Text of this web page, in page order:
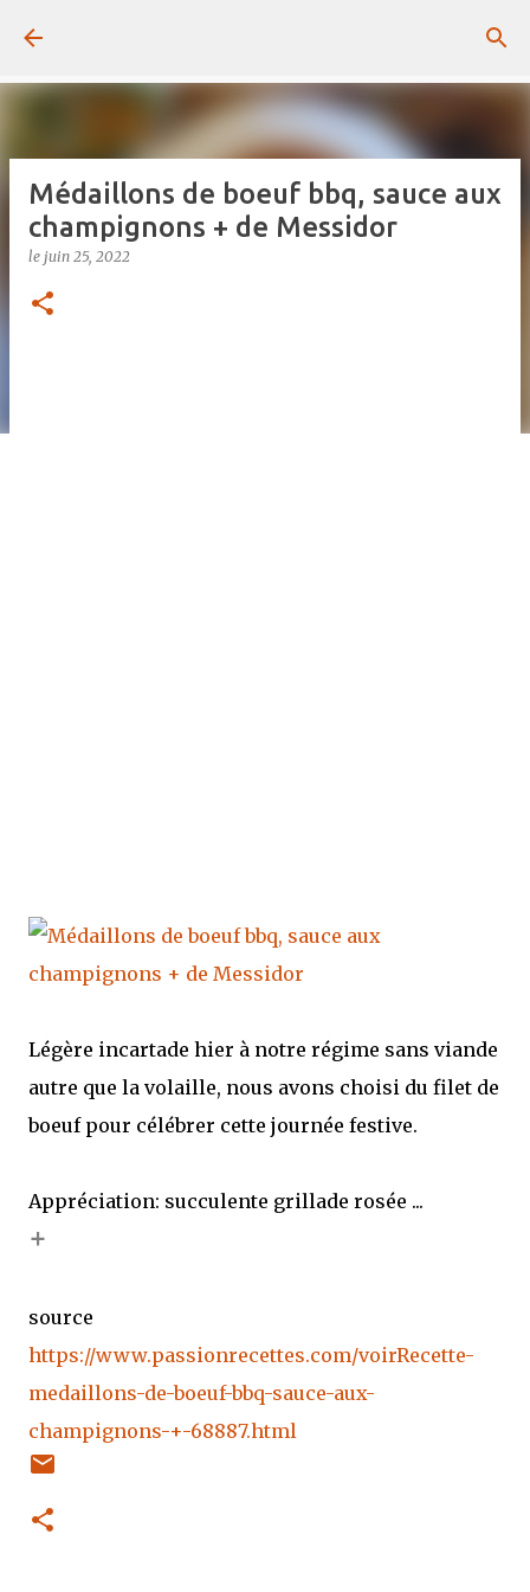
Médaillons de boeuf bbq, sauce aux
champignons + de Messidor
le juin 25, 2022
Légère incartade hier à notre régime sans viande
autre que la volaille, nous avons choisi du filet de
boeuf pour célébrer cette journée festive.
Appréciation: succulente grillade rosée ...
+
source
https://www.passionrecettes.com/voirRecette-
medaillons-de-boeuf-bbq-sauce-aux-
champignons-+-68887.html